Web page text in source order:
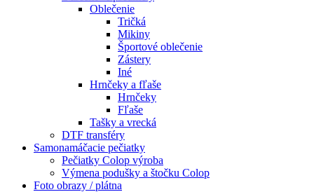
Oblečenie
Tričká
Mikiny
Športové oblečenie
Zástery
Iné
Hrnčeky a fľaše
Hrnčeky
Fľaše
Tašky a vrecká
DTF transféry
Samonamáčacie pečiatky
Pečiatky Colop výroba
Výmena podušky a štočku Colop
Foto obrazy / plátna